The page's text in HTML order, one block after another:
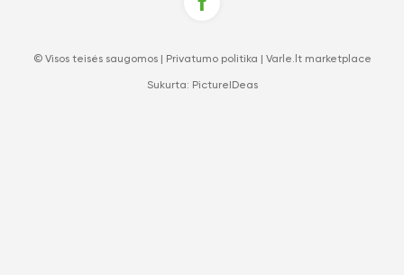
© Visos teisės saugomos | Privatumo politika Varle.lt marketplace
Sukurta: PictureIDeas